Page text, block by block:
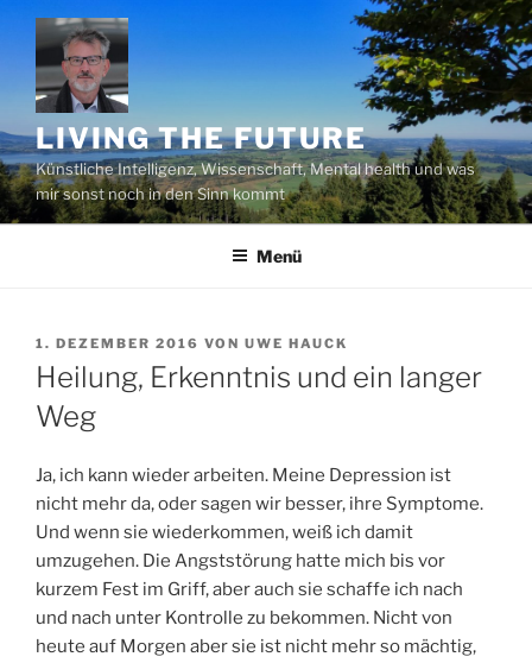
Zum
Inhalt
springen
LIVING THE FUTURE
Künstliche Intelligenz, Wissenschaft, Mental health und was
mir sonst noch in den Sinn kommt
Menü
VERÖFFENTLICHT
AM
1. DEZEMBER 2016 VON UWE HAUCK
Heilung, Erkenntnis und ein langer
Weg
Ja, ich kann wieder arbeiten. Meine Depression ist
nicht mehr da, oder sagen wir besser, ihre Symptome.
Und wenn sie wiederkommen, weiß ich damit
umzugehen. Die Angststörung hatte mich bis vor
kurzem Fest im Griff, aber auch sie schaffe ich nach
und nach unter Kontrolle zu bekommen. Nicht von
heute auf Morgen aber sie ist nicht mehr so mächtig,